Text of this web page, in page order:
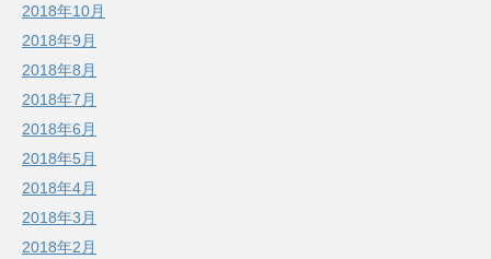
2018年10月
2018年9月
2018年8月
2018年7月
2018年6月
2018年5月
2018年4月
2018年3月
2018年2月